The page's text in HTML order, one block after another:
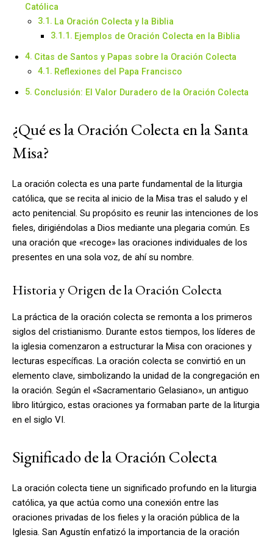
Católica
La Oración Colecta y la Biblia
Ejemplos de Oración Colecta en la Biblia
Citas de Santos y Papas sobre la Oración Colecta
Reflexiones del Papa Francisco
Conclusión: El Valor Duradero de la Oración Colecta
¿Qué es la Oración Colecta en la Santa
Misa?
La oración colecta es una parte fundamental de la liturgia
católica, que se recita al inicio de la Misa tras el saludo y el
acto penitencial. Su propósito es reunir las intenciones de los
fieles, dirigiéndolas a Dios mediante una plegaria común. Es
una oración que «recoge» las oraciones individuales de los
presentes en una sola voz, de ahí su nombre.
Historia y Origen de la Oración Colecta
La práctica de la oración colecta se remonta a los primeros
siglos del cristianismo. Durante estos tiempos, los líderes de
la iglesia comenzaron a estructurar la Misa con oraciones y
lecturas específicas. La oración colecta se convirtió en un
elemento clave, simbolizando la unidad de la congregación en
la oración. Según el «Sacramentario Gelasiano», un antiguo
libro litúrgico, estas oraciones ya formaban parte de la liturgia
en el siglo VI.
Significado de la Oración Colecta
La oración colecta tiene un significado profundo en la liturgia
católica, ya que actúa como una conexión entre las
oraciones privadas de los fieles y la oración pública de la
Iglesia. San Agustín enfatizó la importancia de la oración